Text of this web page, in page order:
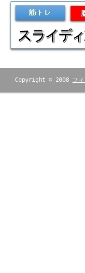
Copyright © 2008 フ